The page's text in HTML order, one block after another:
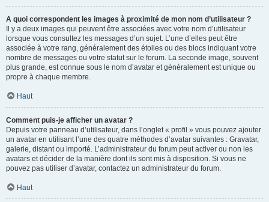
A quoi correspondent les images à proximité de mon nom d’utilisateur ?
Il y a deux images qui peuvent être associées avec votre nom d’utilisateur
lorsque vous consultez les messages d’un sujet. L’une d’elles peut être
associée à votre rang, généralement des étoiles ou des blocs indiquant votre
nombre de messages ou votre statut sur le forum. La seconde image, souvent
plus grande, est connue sous le nom d’avatar et généralement est unique ou
propre à chaque membre.
Haut
Comment puis-je afficher un avatar ?
Depuis votre panneau d’utilisateur, dans l’onglet « profil » vous pouvez ajouter
un avatar en utilisant l’une des quatre méthodes d’avatar suivantes : Gravatar,
galerie, distant ou importé. L’administrateur du forum peut activer ou non les
avatars et décider de la manière dont ils sont mis à disposition. Si vous ne
pouvez pas utiliser d’avatar, contactez un administrateur du forum.
Haut